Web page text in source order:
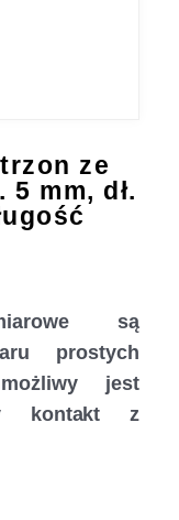
ze
mm, dł.
są
prostych
jest
kontakt z